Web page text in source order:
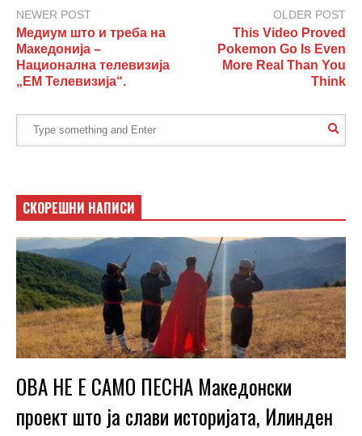
NEWER POST
Медиум што и треба на
Македонија –
Национална телевизија
„ЕМ Телевизија“.
OLDER POST
This Video Proved
Pokemon Go Is Even
More Real Than You
Think
СКОРЕШНИ НАПИСИ
ОВА НЕ Е САМО ПЕСНА Македонски
проект што ја слави историјата, Илинден